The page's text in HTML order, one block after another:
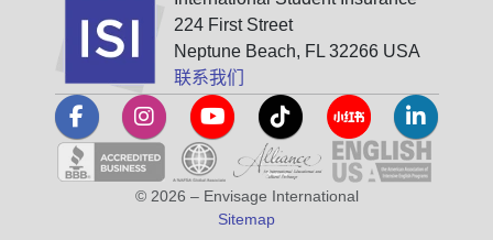
224 First Street
Neptune Beach, FL 32266 USA
联系我们
© 2026 – Envisage International
Sitemap